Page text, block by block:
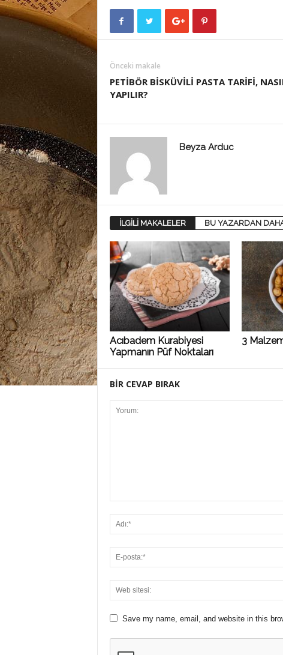
Önceki makale
PETİBÖR BİSKÜVİLİ PASTA TARİFİ,
YAPILIR?
Beyza Arduc
İLGİLİ MAKALELER BU YAZARDAN
Acıbadem Kurabiyesi
Yapmanın Püf Noktaları
3
BİR CEVAP BIRAK
Save my name, email, and website in this